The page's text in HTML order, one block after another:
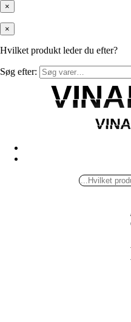
×
×
Hvilket produkt leder du efter?
Søg efter: